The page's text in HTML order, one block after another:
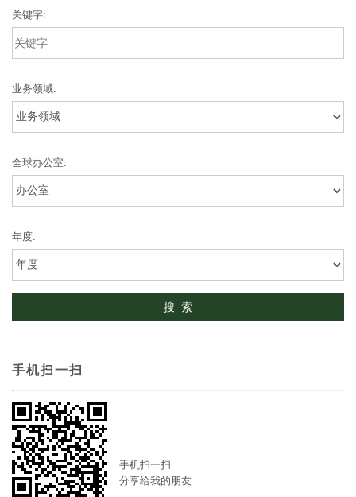
关键字:
业务领域:
全球办公室:
年度:
手机扫一扫
手机扫一扫
分享给我的朋友